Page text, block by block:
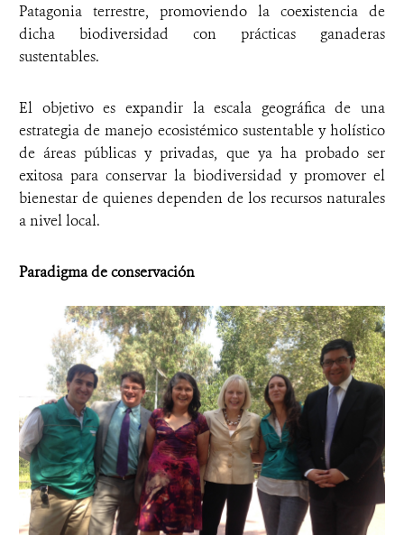
Patagonia terrestre, promoviendo la coexistencia de
dicha biodiversidad con prácticas ganaderas
sustentables.
El objetivo es expandir la escala geográfica de una
estrategia de manejo ecosistémico sustentable y holístico
de áreas públicas y privadas, que ya ha probado ser
exitosa para conservar la biodiversidad y promover el
bienestar de quienes dependen de los recursos naturales
a nivel local.
Paradigma de conservación